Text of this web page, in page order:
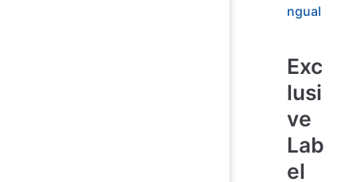
ngual
Exc
lusi
ve
Lab
el